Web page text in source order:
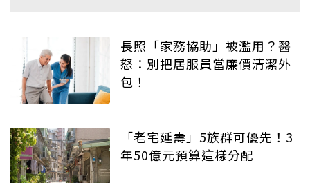
長照「家務協助」被濫用？醫
怒：別把居服員當廉價清潔外
包！
「老宅延壽」5族群可優先！3
年50億元預算這樣分配